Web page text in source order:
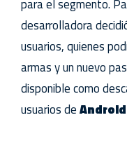
para el segmento.
desarrolladora
usuarios, quienes
armas y un nuevo
disponible como
usuarios deAndroid